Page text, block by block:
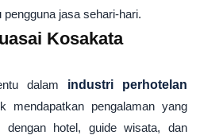
jasa sehari-hari.
Kosakata
dalam industri perhotelan
mendapatkan pengalaman yang
hotel, guide wisata, dan